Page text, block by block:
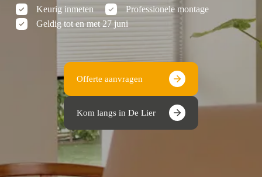
Keurig inmeten
Professionele montage
Geldig tot en met 27 juni
Offerte aanvragen
Kom langs in De Lier